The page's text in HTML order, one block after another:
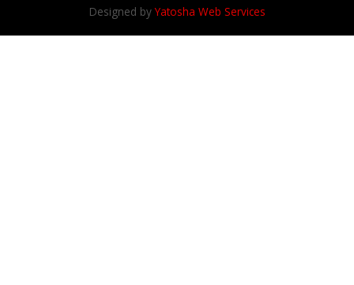
Designed byYatosha Web Services